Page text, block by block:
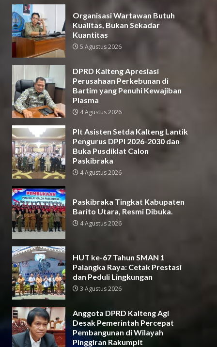
Organisasi Wartawan Butuh
Kualitas, Bukan Sekadar
Kuantitas
5 Agustus 2026
DPRD Kalteng Apresiasi
Perusahaan Perkebunan di
Bartim yang Penuhi Kewajiban
Plasma
4 Agustus 2026
Plt Asisten Setda Kalteng Lantik
Pengurus DPPI 2026-2030 dan
Buka Pusdiklat Calon
Paskibraka
4 Agustus 2026
Paskibraka Tingkat Kabupaten
Barito Utara, Resmi Dibuka.
4 Agustus 2026
HUT ke-67 Tahun SMAN 1
Palangka Raya: Cetak Prestasi
dan Peduli Lingkungan
3 Agustus 2026
Anggota DPRD Kalteng Agi
Desak Pemerintah Percepat
Pembangunan di Wilayah
Pinggiran Rakumpit